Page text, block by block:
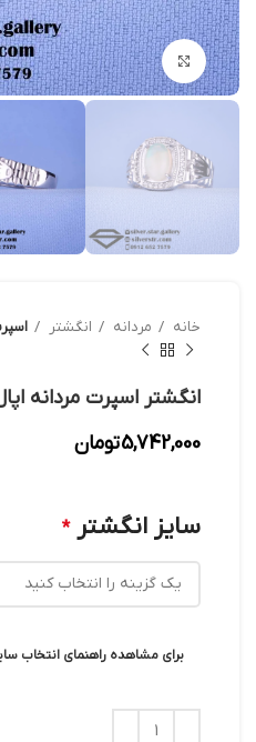
بزرگنمایی تصویر
خانه مردانه انگشتر
انگشتر اسپرت مردانه اپال
5,742,000تومان
سایز انگشتر*
برای مشاهده راهنمای انتخاب